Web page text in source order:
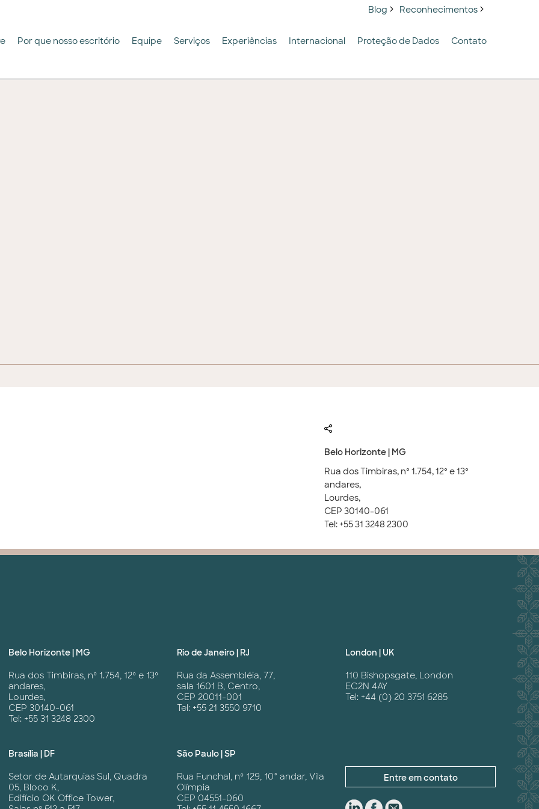
Blog Reconhecimentos
Por que nosso escritório Equipe Serviços Experiências Internacional Proteção de Dados Contato
Belo Horizonte | MG
Rua dos Timbiras, nº 1.754, 12º e 13º
andares,
Lourdes,
CEP 30140-061
Tel: +55 31 3248 2300
Belo Horizonte | MG
Rua dos Timbiras, nº 1.754, 12º e 13º
andares,
Lourdes,
CEP 30140-061
Tel: +55 31 3248 2300
Rio de Janeiro | RJ
Rua da Assembléia, 77,
sala 1601 B, Centro,
CEP 20011-001
Tel: +55 21 3550 9710
London | UK
110 Bishopsgate, London
EC2N 4AY
Tel: +44 (0) 20 3751 6285
Brasília | DF
Setor de Autarquias Sul, Quadra
05, Bloco K,
Edifício OK Office Tower,
São Paulo | SP
Rua Funchal, nº 129, 10° andar, Vila
Olímpia
CEP 04551-060
Entre em contato